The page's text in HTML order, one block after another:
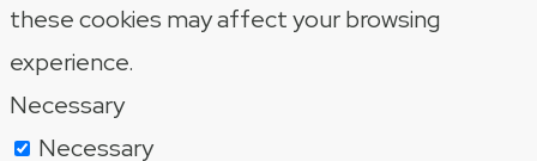
these cookies may affect your browsing
experience.
Necessary
Necessary